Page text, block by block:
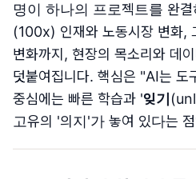
명이 하나의 프로젝트를 완
(100x) 인재와 노동시장 변화,
변화까지, 현장의 목소리와 데
덧붙여집니다. 핵심은 "AI는 도
중심에는 빠른 학습과 '잊기
고유의 '의지'가 놓여 있다는